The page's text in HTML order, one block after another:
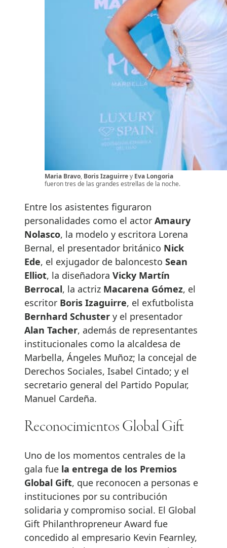
Maria Bravo, Boris Izaguirrey Eva Longoria
fueron tres de las grandes estrellas de la noche.
Entre los asistentes figuraron
personalidades como el actor Amaury
Nolasco, la modelo y escritora Lorena
Bernal, el presentador británico Nick
Ede, el exjugador de baloncesto Sean
Elliot, la diseñadora Vicky Martín
Berrocal, la actriz Macarena Gómez, el
escritor Boris Izaguirre, el exfutbolista
Bernhard Schuster y el presentador
Alan Tacher, además de representantes
institucionales como la alcaldesa de
Marbella, Ángeles Muñoz; la concejal de
Derechos Sociales, Isabel Cintado; y el
secretario general del Partido Popular,
Manuel Cardeña.
Reconocimientos Global Gift
Uno de los momentos centrales de la
gala fue la entrega de los Premios
Global Gift, que reconocen a personas e
instituciones por su contribución
solidaria y compromiso social. El Global
Gift Philanthropreneur Award fue
concedido al empresario Kevin Fearnley,